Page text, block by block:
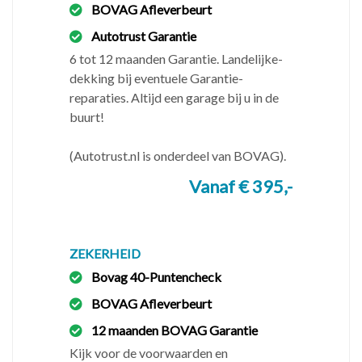
dagen per week telefonisch of via WhatsApp
bereikbaar.
✔️ Ma t/m Vr 9.00-18.00
✔️ Zaterdag 10.00-17.00
❌ Zondags gesloten
teleurstellingen te voorkomen.
Doen jullie ook onderhoud en reparatie?
een BOVAG autobedrijf en geen garagebedrijf.
Is inruilen mogelijk?
uitsluitend op basis van handelswaarde.
Krijg ik ook korting zonder inruil?Nee, anders
kunnen wij geen 3 maanden Servicegarantie verlenen.
BOVAG Afleverbeurt
Autotrust Garantie
6 tot 12 maanden Garantie. Landelijke-
dekking bij eventuele Garantie-
reparaties. Altijd een garage bij u in de
buurt!
(Autotrust.nl is onderdeel van BOVAG).
Vanaf € 395,-
ZEKERHEID
Bovag 40-Puntencheck
BOVAG Afleverbeurt
12 maanden BOVAG Garantie
Kijk voor de voorwaarden en